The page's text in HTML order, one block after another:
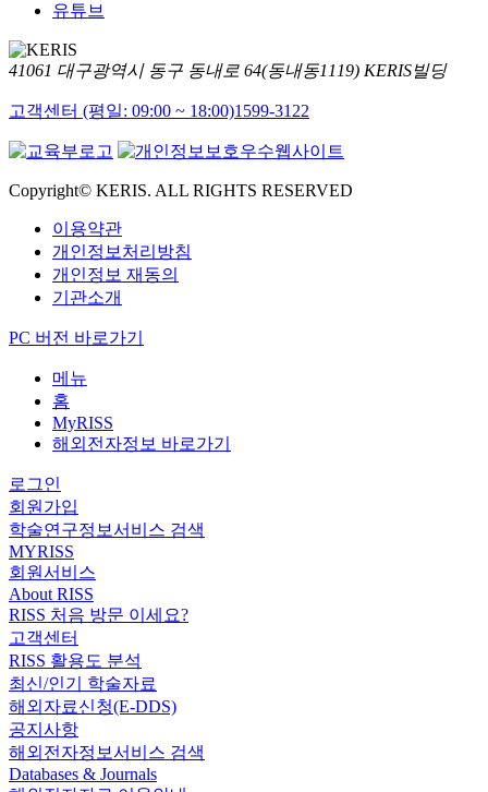
유튜브
41061 대구광역시 동구 동내로 64(동내동1119) KERIS빌딩
고객센터 (평일: 09:00 ~ 18:00)1599-3122
Copyright© KERIS. ALL RIGHTS RESERVED
이용약관
개인정보처리방침
개인정보 재동의
기관소개
PC 버전 바로가기
메뉴
홈
MyRISS
해외전자정보 바로가기
로그인
회원가입
학술연구정보서비스 검색
MYRISS
회원서비스
About RISS
RISS 처음 방문 이세요?
고객센터
RISS 활용도 분석
최신/인기 학술자료
해외자료신청(E-DDS)
공지사항
해외전자정보서비스 검색
Databases & Journals